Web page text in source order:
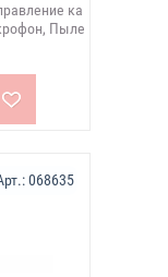
ка
Пыле
068635